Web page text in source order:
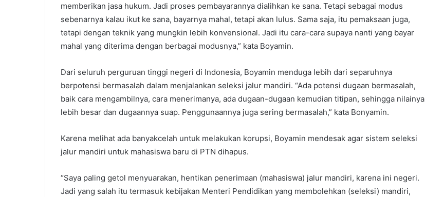
memberikan jasa hukum. Jadi proses pembayarannya dialihkan ke sana. Tetapi sebagai modus
sebenarnya kalau ikut ke sana, bayarnya mahal, tetapi akan lulus. Sama saja, itu pemaksaan juga,
tetapi dengan teknik yang mungkin lebih konvensional. Jadi itu cara-cara supaya nanti yang bayar
mahal yang diterima dengan berbagai modusnya,” kata Boyamin.
Dari seluruh perguruan tinggi negeri di Indonesia, Boyamin menduga lebih dari separuhnya
berpotensi bermasalah dalam menjalankan seleksi jalur mandiri. “Ada potensi dugaan bermasalah,
baik cara mengambilnya, cara menerimanya, ada dugaan-dugaan kemudian titipan, sehingga nilainya
lebih besar dan dugaannya suap. Penggunaannya juga sering bermasalah,” kata Bonyamin.
Karena melihat ada banyakcelah untuk melakukan korupsi, Boyamin mendesak agar sistem seleksi
jalur mandiri untuk mahasiswa baru di PTN dihapus.
“Saya paling getol menyuarakan, hentikan penerimaan (mahasiswa) jalur mandiri, karena ini negeri.
Jadi yang salah itu termasuk kebijakan Menteri Pendidikan yang membolehkan (seleksi) mandiri,